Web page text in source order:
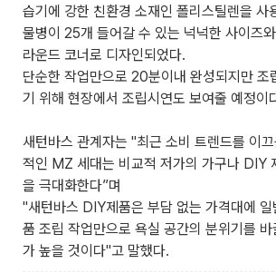
습기에 강한 친환경 소재인 폴리스틸렌을 사
물병이 25개 들어갈 수 있는 넉넉한 사이즈
라운드 코너로 디자인되었다.
단순한 작업만으로 20분이내 완성되지만 조
기 위해 현장에서 조립시연도 보여줄 예정이
새턴바스 관계자는 "최근 소비 트렌드를 이
적인 MZ 세대는 비교적 저가의 가구나 DIY
을 극대화한다”며
"새턴바스 DIY제품은 부담 없는 가격대에 일
품 조립 작업만으로 욕실 공간의 분위기를
가 높을 것이다"고 말했다.